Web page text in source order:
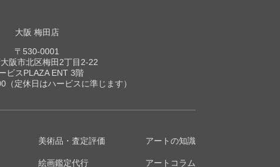
大阪 梅田店
〒530-0001
阪市北区梅田2丁目2-22
ビスPLAZA ENT 3階
（定休日はハービスに準じます）
美術品・査定評価
絵画鑑定代行
アートの知識
アートコラム